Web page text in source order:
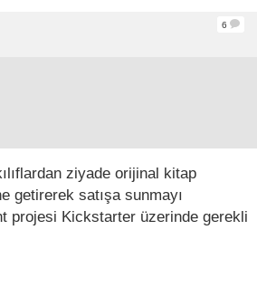
6
ziyade orijinal kitap
getirerek satışa sunmayı
projesi Kickstarter üzerinde gerekli